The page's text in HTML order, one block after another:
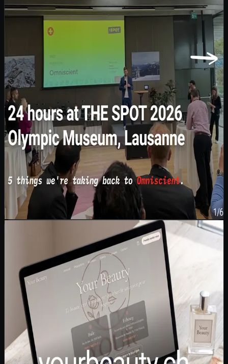
24 hours at THE SPOT 2026. We pitched. We got
interviewed. We listened. … plus
24 hours at THE SPOT 2026. ·6pages